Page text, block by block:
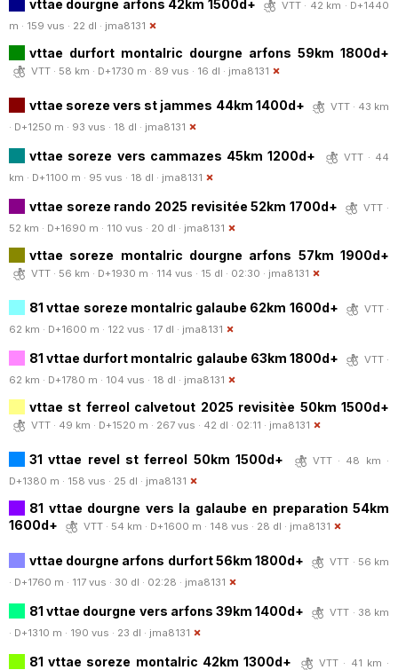
vttae dourgne arfons 42km 1500d+
VTT · 42 km · D+1440
m · 159 vus · 22 dl · jma8131
vttae durfort montalric dourgne arfons 59km 1800d+
VTT · 58 km · D+1730 m · 89 vus · 16 dl · jma8131
vttae soreze vers st jammes 44km 1400d+
VTT · 43 km
· D+1250 m · 93 vus · 18 dl · jma8131
vttae soreze vers cammazes 45km 1200d+
VTT · 44
km · D+1100 m · 95 vus · 18 dl · jma8131
vttae soreze rando 2025 revisitée 52km 1700d+
VTT ·
52 km · D+1690 m · 110 vus · 20 dl · jma8131
vttae soreze montalric dourgne arfons 57km 1900d+
VTT · 56 km · D+1930 m · 114 vus · 15 dl · 02:30 · jma8131
81 vttae soreze montalric galaube 62km 1600d+
VTT ·
62 km · D+1600 m · 122 vus · 17 dl · jma8131
81 vttae durfort montalric galaube 63km 1800d+
VTT ·
62 km · D+1780 m · 104 vus · 18 dl · jma8131
vttae st ferreol calvetout 2025 revisitèe 50km 1500d+
VTT · 49 km · D+1520 m · 267 vus · 42 dl · 02:11 · jma8131
31 vttae revel st ferreol 50km 1500d+
VTT · 48 km ·
D+1380 m · 158 vus · 25 dl · jma8131
81 vttae dourgne vers la galaube en preparation 54km
1600d+
VTT · 54 km · D+1600 m · 148 vus · 28 dl · jma8131
vttae dourgne arfons durfort 56km 1800d+
VTT · 56 km
· D+1760 m · 117 vus · 30 dl · 02:28 · jma8131
81 vttae dourgne vers arfons 39km 1400d+
VTT · 38 km
· D+1310 m · 190 vus · 23 dl · jma8131
81 vttae soreze montalric 42km 1300d+
VTT · 41 km ·